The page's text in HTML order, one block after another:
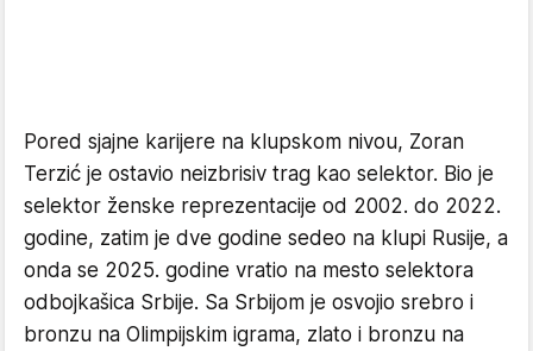
Pored sjajne karijere na klupskom nivou, Zoran
Terzić je ostavio neizbrisiv trag kao selektor. Bio je
selektor ženske reprezentacije od 2002. do 2022.
godine, zatim je dve godine sedeo na klupi Rusije, a
onda se 2025. godine vratio na mesto selektora
odbojkašica Srbije. Sa Srbijom je osvojio srebro i
bronzu na Olimpijskim igrama, zlato i bronzu na